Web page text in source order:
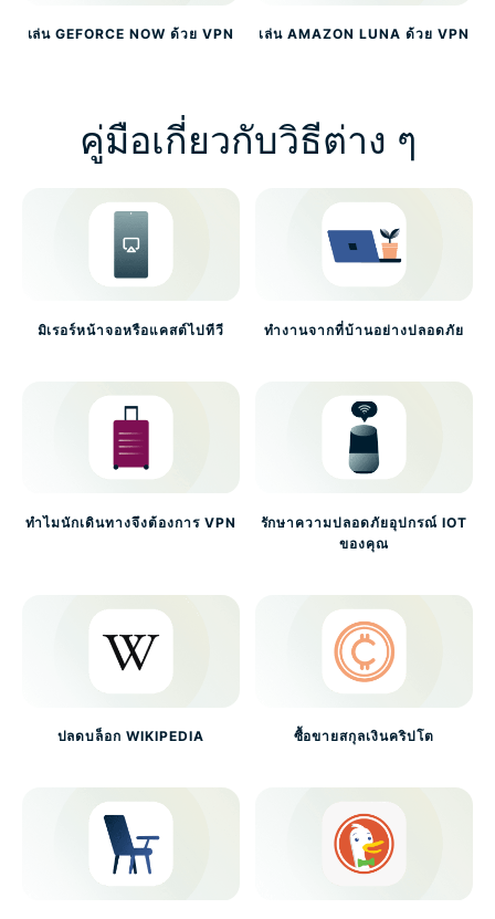
เล่น GEFORCE NOW ด้วย VPN เล่น AMAZON LUNA ด้วย VPN
คู่มือเกี่ยวกับวิธีต่าง ๆ
มิเรอร์หน้าจอหรือแคสต์ไปทีวี ทำงานจากที่บ้านอย่างปลอดภัย
ทำไมนักเดินทางจึงต้องการ VPN
รักษาความปลอดภัยอุปกรณ์ IOT
ของคุณ
ปลดบล็อก WIKIPEDIA ซื้อขายสกุลเงินคริปโต